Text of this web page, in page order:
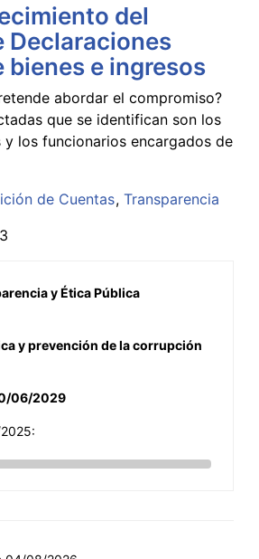
del
Declaraciones
bienes e ingresos
abordar el compromiso?
que se identifican son los
los funcionarios encargados de
de Cuentas Transparencia
y Ética Pública
y prevención de la corrupción
06/2029